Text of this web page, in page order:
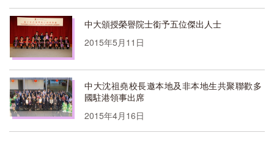
中大頒授榮譽院士銜予五位傑出人士
2015年5月11日
中大沈祖堯校長邀本地及非本地生共聚聯歡多
國駐港領事出席
2015年4月16日